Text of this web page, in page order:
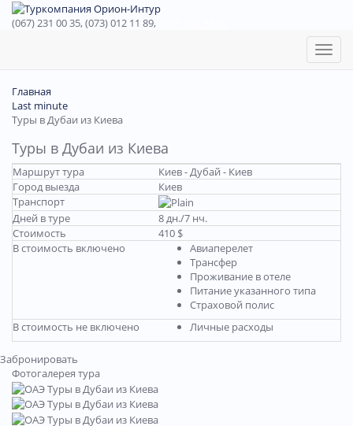
(067) 231 00 35, (073) 012 11 89,
Toggle
Главная
Last minute
Туры в Дубаи из Киева
Туры в Дубаи из Киева
Маршрут тура
Киев - Дубай - Киев
Город выезда
Киев
Транспорт
Дней в туре
8 дн./7 нч.
Стоимость
410 $
В стоимость включено
Авиаперелет
Трансфер
Проживание в отеле
Питание указанного типа
Страховой полис
В стоимость не включено
Личные расходы
Забронировать
Фотогалерея тура